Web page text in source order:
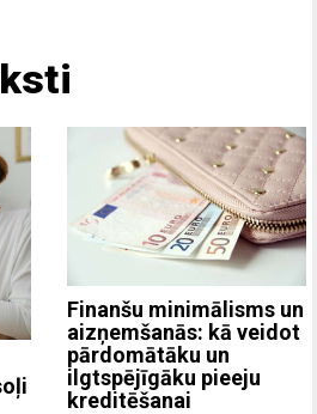
Finanšu minimālisms un
aizņemšanās: kā veidot
pārdomātāku un
ilgtspējīgāku pieeju
kreditēšanai